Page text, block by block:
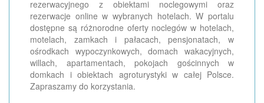
rezerwacyjnego z obiektami noclegowymi oraz
rezerwacje online w wybranych hotelach. W portalu
dostępne są różnorodne oferty noclegów w hotelach,
motelach, zamkach i pałacach, pensjonatach, w
ośrodkach wypoczynkowych, domach wakacyjnych,
willach, apartamentach, pokojach gościnnych w
domkach i obiektach agroturystyki w całej Polsce.
Zapraszamy do korzystania.